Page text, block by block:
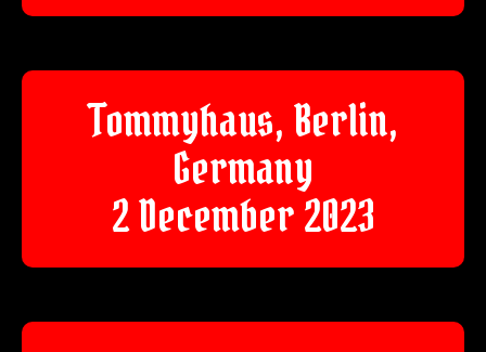
Tommyhaus, Berlin,
Germany
2 December 2023